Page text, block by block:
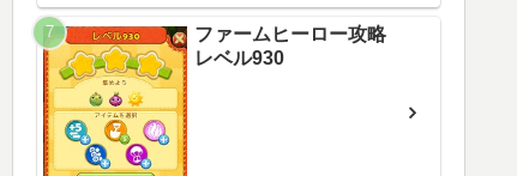
ファームヒーロー攻略
レベル930